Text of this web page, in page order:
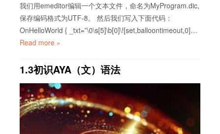
我们用emeditor编辑一个文本文件，命名为MyProgram.dic,
保存编码格式为UTF-8。 然后我们写入下面代码：
OnHelloWorld { _txt=”\0\s[5]\b[0]\![set,balloontimeout,0]…
Read more »
1.3初识AYA（文）语法